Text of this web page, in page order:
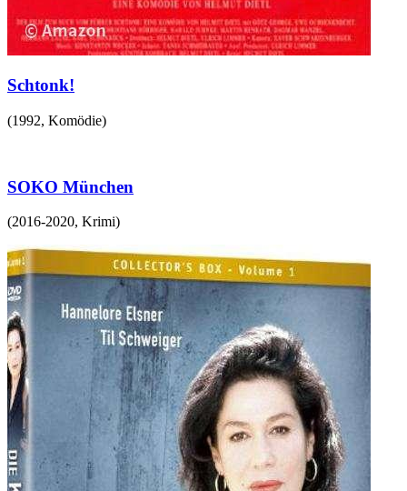
Schtonk!
(1992, Komödie)
SOKO München
(2016-2020, Krimi)